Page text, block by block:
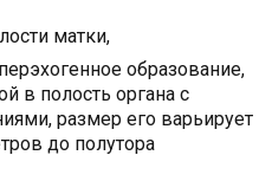
матки,
образование,
в полость органа с
размер его варьирует
до полутора